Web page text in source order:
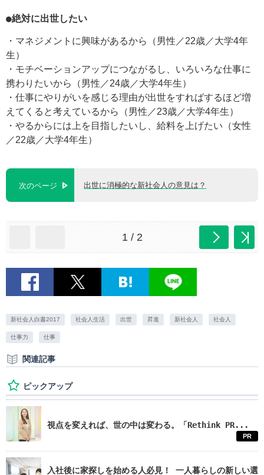
●絶対に出世したい
・マネジメントに興味があるから（男性／22歳／大学4年
生）
・モチベーションアップにつながるし、いろいろな仕事に
携わりたいから（男性／24歳／大学4年生）
・仕事にやりがいを感じる理由が出世をすればするほど増
えてくると考えているから（男性／23歳／大学4年生）
・やるからには上を目指したいし、給料を上げたい（女性
／22歳／大学4年生）
次のページ 出世に消極的な新社会人の意見は？
1 / 2
新社会人白書2017 社会人生活 出世 昇進 新社会人 社会人
仕事力 仕事
関連記事
ピックアップ
視点を変えれば、世の中は変わる。「Rethink PR...
PR
入社後に家探しを始める人必見！ 一人暮らしの新しい選